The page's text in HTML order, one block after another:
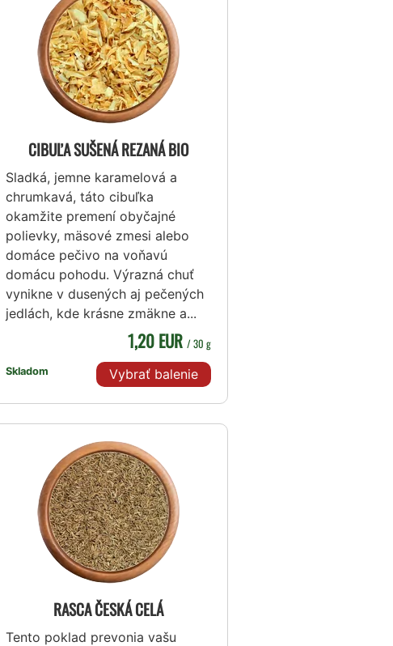
CIBUĽA SUŠENÁ REZANÁ BIO
Sladká, jemne karamelová a
chrumkavá, táto cibuľka
okamžite premení obyčajné
polievky, mäsové zmesi alebo
domáce pečivo na voňavú
domácu pohodu. Výrazná chuť
vynikne v dusených aj pečených
jedlách, kde krásne zmäkne a...
Skladom
1,20 EUR / 30 g
Vybrať balenie
RASCA ČESKÁ CELÁ
Tento poklad prevonia vašu